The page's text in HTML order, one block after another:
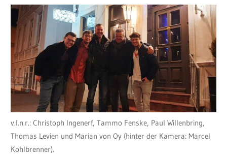
v.l.n.r.: Christoph Ingenerf, Tammo Fenske, Paul Willenbring,
Thomas Levien und Marian von Oy (hinter der Kamera: Marcel
Kohlbrenner).